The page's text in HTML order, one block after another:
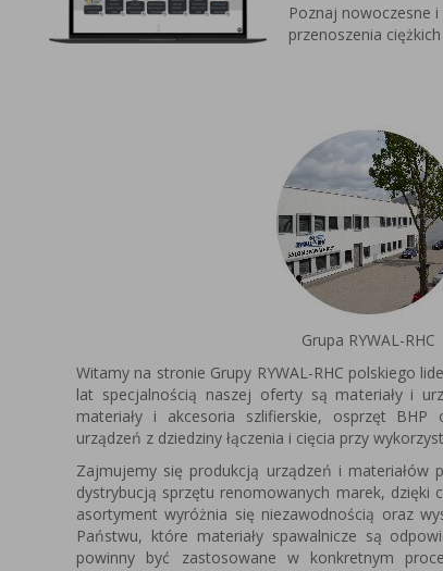
Poznaj nowoczesne
przenoszenia
Grupa RYWAL-RHC
Witamy na stronie Grupy RYWAL-RHC polskiego
lat specjalnością naszej oferty są materiały i
materiały i akcesoria szlifierskie, osprzęt
urządzeń z dziedziny łączenia i cięcia przy
Zajmujemy się produkcją urządzeń i materiałów
dystrybucją sprzętu renomowanych marek, dzięki
asortyment wyróżnia się niezawodnością oraz
Państwu, które materiały spawalnicze są
powinny być zastosowane w konkretnym